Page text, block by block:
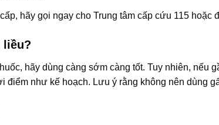
hãy gọi ngay cho Trung tâm cấp cứu 115 hoặc
liều?
hãy dùng càng sớm càng tốt. Tuy nhiên, nếu
điểm như kế hoạch. Lưu ý rằng không nên dùng